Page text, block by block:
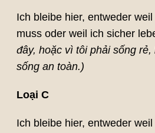
Ich bleibe hier, entweder
muss oder weil ich sicher
đây, hoặc vì tôi phải sống
sống an toàn.)
Loại C
Ich bleibe hier, entweder